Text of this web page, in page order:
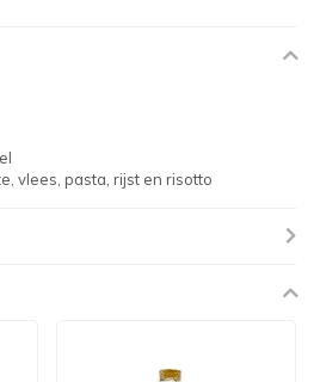
vlees, pasta, rijst en risotto